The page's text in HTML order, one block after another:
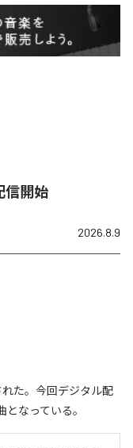
信開始
2026.8.9
れた。今回デジタル配
となっている。